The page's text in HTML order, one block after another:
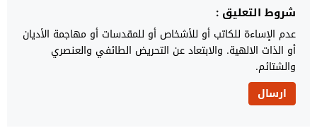
شروط التعليق :
عدم الإساءة للكاتب أو للأشخاص أو للمقدسات أو مهاجمة الأديان
أو الذات الالهية. والابتعاد عن التحريض الطائفي والعنصري
والشتائم.